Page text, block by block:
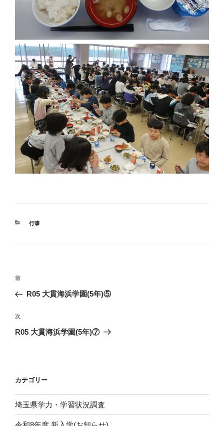
カ
行事
投
ナ
ビ
ゲ
ン
前
の
稿
前
R05 大貫海浜学園(5年)⑤
次
の
次
R05 大貫海浜学園(5年)⑦
カテゴリー
埼玉県学力・学習状況調査